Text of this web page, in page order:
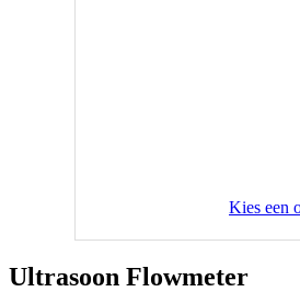
Kies een
Ultrasoon Flowmeter